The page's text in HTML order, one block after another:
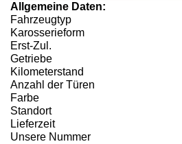
Allgemeine Daten:
Fahrzeugtyp
Karosserieform
Erst-Zul.
Getriebe
Kilometerstand
Anzahl der Türen
Farbe
Standort
Lieferzeit
Unsere Nummer